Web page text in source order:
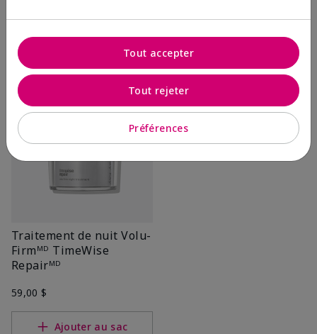
Ajouter au sac
Traitement de nuit Volu-
Firmᴹᴰ TimeWise
Repairᴹᴰ
59,00 $
Ajouter au sac
Préférences
Tout rejeter
Tout accepter